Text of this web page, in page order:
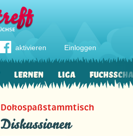
aktivieren Einloggen
Lernen Liga
Dokospaßstammtisch
Diskussionen